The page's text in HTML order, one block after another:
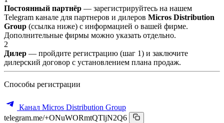
Постоянный партнёр — зарегистрируйтесь на нашем
Telegram канале для партнеров и дилеров Micros Distribution
Group (ссылка ниже) с информацией о вашей фирме.
Дополнительные фирмы можно указать отдельно.
2
Дилер — пройдите регистрацию (шаг 1) и заключите
дилерский договор с установлением плана продаж.
Способы регистрации
Канал Micros Distribution Group
telegram.me/+ONuWORmtQTljN2Q6